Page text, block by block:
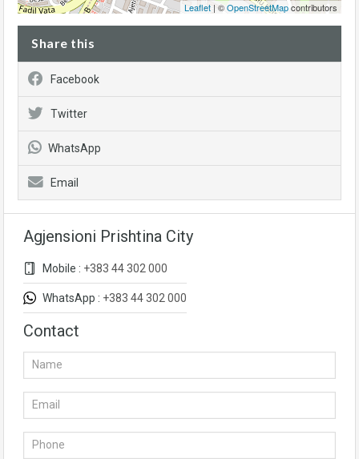
Leaflet | ©OpenStreetMapcontributors
Share this
Facebook
Twitter
WhatsApp
Email
Agjensioni Prishtina City
Mobile : +383 44 302 000
WhatsApp : +383 44 302 000
Contact